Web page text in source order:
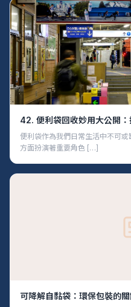
42. 便利袋回收妙用大公開
便利袋作為我們日常生活中不可
方面扮演著重要角色 […]
可降解自黏袋：環保包裝的